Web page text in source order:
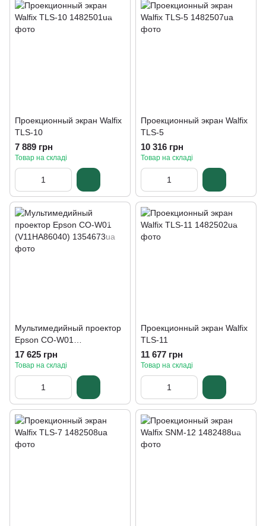
Проекционный экран Walfix
TLS-10
7 889 грн
Товар на складі
Проекционный экран Walfix
TLS-5
10 316 грн
Товар на складі
Мультимедийный проектор
Epson CO-W01
(V11HA86040)
17 625 грн
Товар на складі
Проекционный экран Walfix
TLS-11
11 677 грн
Товар на складі